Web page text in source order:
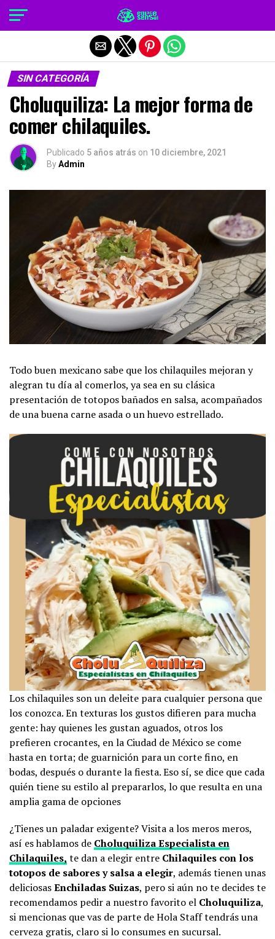
SIN CATEGORÍA
Choluquiliza: La mejor forma de
comer chilaquiles.
Publicado 5 años atrás on 10 diciembre, 2021
ByAdmin
Todo buen mexicano sabe que los chilaquiles mejoran y
alegran tu día al comerlos, ya sea en su clásica
presentación de totopos bañados en salsa, acompañados
de una buena carne asada o un huevo estrellado.
Los chilaquiles son un deleite para cualquier persona que
los conozca. En texturas los gustos difieren para mucha
gente: hay quienes les gustan aguados, otros los
prefieren crocantes, en la Ciudad de México se come
hasta en torta; de guarnición para un corte fino, en
bodas, después o durante la fiesta. Eso sí, se dice que cada
quién tiene su estilo al prepararlos, lo que resulta en una
amplia gama de opciones
¿Tienes un paladar exigente? Visita a los meros meros,
así es hablamos de Choluquiliza Especialista en
Chilaquiles, te dan a elegir entre Chilaquiles con los
totopos de sabores y salsa a elegir, además tienen unas
deliciosasEnchiladas Suizas, pero si aún no te decides te
recomendamos pedir a nuestro favorito el Choluquiliza,
si mencionas que vas de parte de Hola Staff tendrás una
cerveza gratis, claro si lo consumes en sucursal.
Salir de la versión móvil